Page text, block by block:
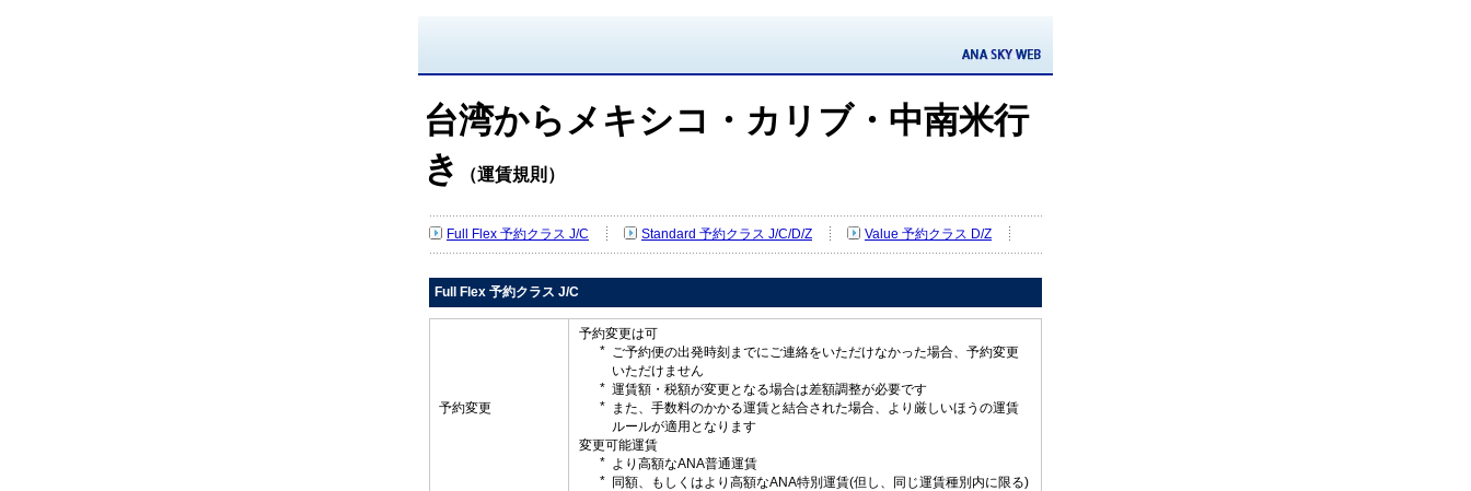
台湾からメキシコ・カリブ・中南米行
き
（運賃規則）
Full Flex 予約クラス J/C Standard 予約クラス J/C/D/Z Value 予約クラス D/Z
Full Flex 予約クラス J/C
予約変更
予約変更は可
ご予約便の出発時刻までにご連絡をいただけなかった場合、予約変更
いただけません
運賃額・税額が変更となる場合は差額調整が必要です
また、手数料のかかる運賃と結合された場合、より厳しいほうの運賃
ルールが適用となります
変更可能運賃
より高額なANA普通運賃
同額、もしくはより高額なANA特別運賃(但し、同じ運賃種別内に限る)